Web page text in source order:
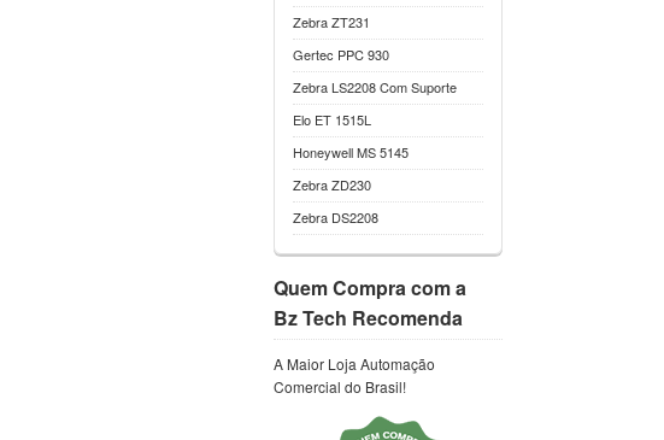
Zebra ZT231
Gertec PPC 930
Zebra LS2208 Com Suporte
Elo ET 1515L
Honeywell MS 5145
Zebra ZD230
Zebra DS2208
Quem Compra com a
Bz Tech Recomenda
A Maior Loja Automação
Comercial do Brasil!